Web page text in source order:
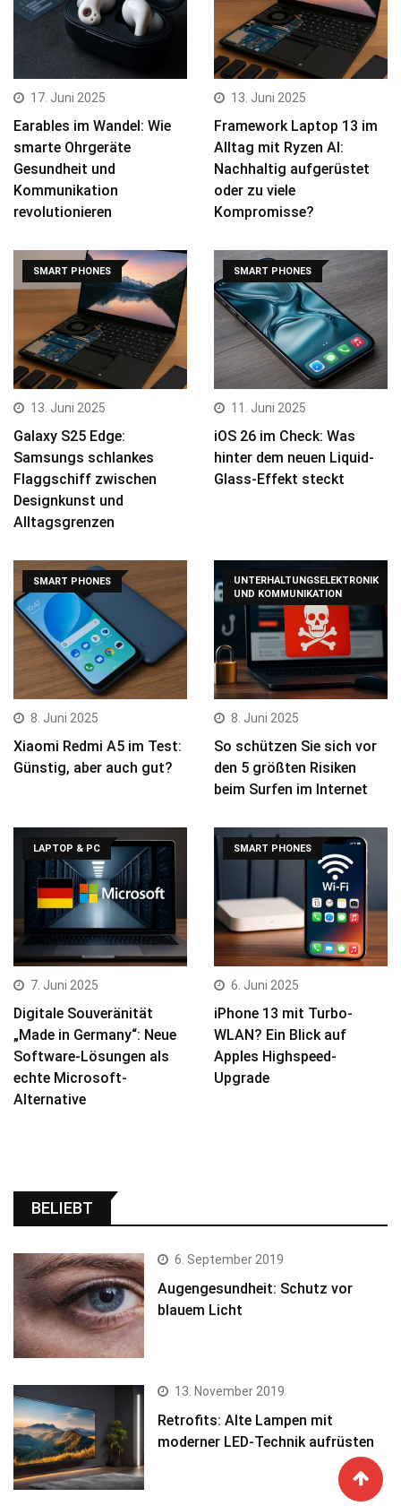
17. Juni 2025
Earables im Wandel: Wie
smarte Ohrgeräte
Gesundheit und
Kommunikation
revolutionieren
13. Juni 2025
Framework Laptop 13 im
Alltag mit Ryzen AI:
Nachhaltig aufgerüstet
oder zu viele
Kompromisse?
SMART PHONES
13. Juni 2025
Galaxy S25 Edge:
Samsungs schlankes
Flaggschiff zwischen
Designkunst und
Alltagsgrenzen
SMART PHONES
11. Juni 2025
iOS 26 im Check: Was
hinter dem neuen Liquid-
Glass-Effekt steckt
SMART PHONES
8. Juni 2025
Xiaomi Redmi A5 im Test:
Günstig, aber auch gut?
UNTERHALTUNGSELEKTRONIK
UND KOMMUNIKATION
8. Juni 2025
So schützen Sie sich vor
den 5 größten Risiken
beim Surfen im Internet
LAPTOP & PC
7. Juni 2025
Digitale Souveränität
„Made in Germany“: Neue
Software-Lösungen als
echte Microsoft-
Alternative
SMART PHONES
6. Juni 2025
iPhone 13 mit Turbo-
WLAN? Ein Blick auf
Apples Highspeed-
Upgrade
BELIEBT
6. September 2019
Augengesundheit: Schutz vor
blauem Licht
13. November 2019
Retrofits: Alte Lampen mit
moderner LED-Technik aufrüsten